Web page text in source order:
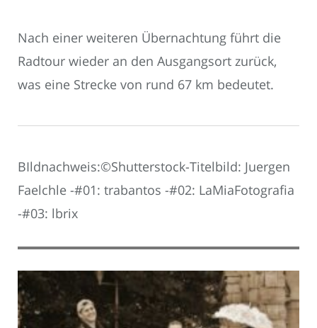
Nach einer weiteren Übernachtung führt die
Radtour wieder an den Ausgangsort zurück,
was eine Strecke von rund 67 km bedeutet.
BIldnachweis:©Shutterstock-Titelbild: Juergen
Faelchle -#01: trabantos -#02: LaMiaFotografia
-#03: lbrix